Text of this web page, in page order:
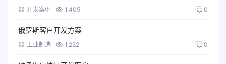
开发案例 1,405 0
俄罗斯客户开发方案
工业制造 1,222 0